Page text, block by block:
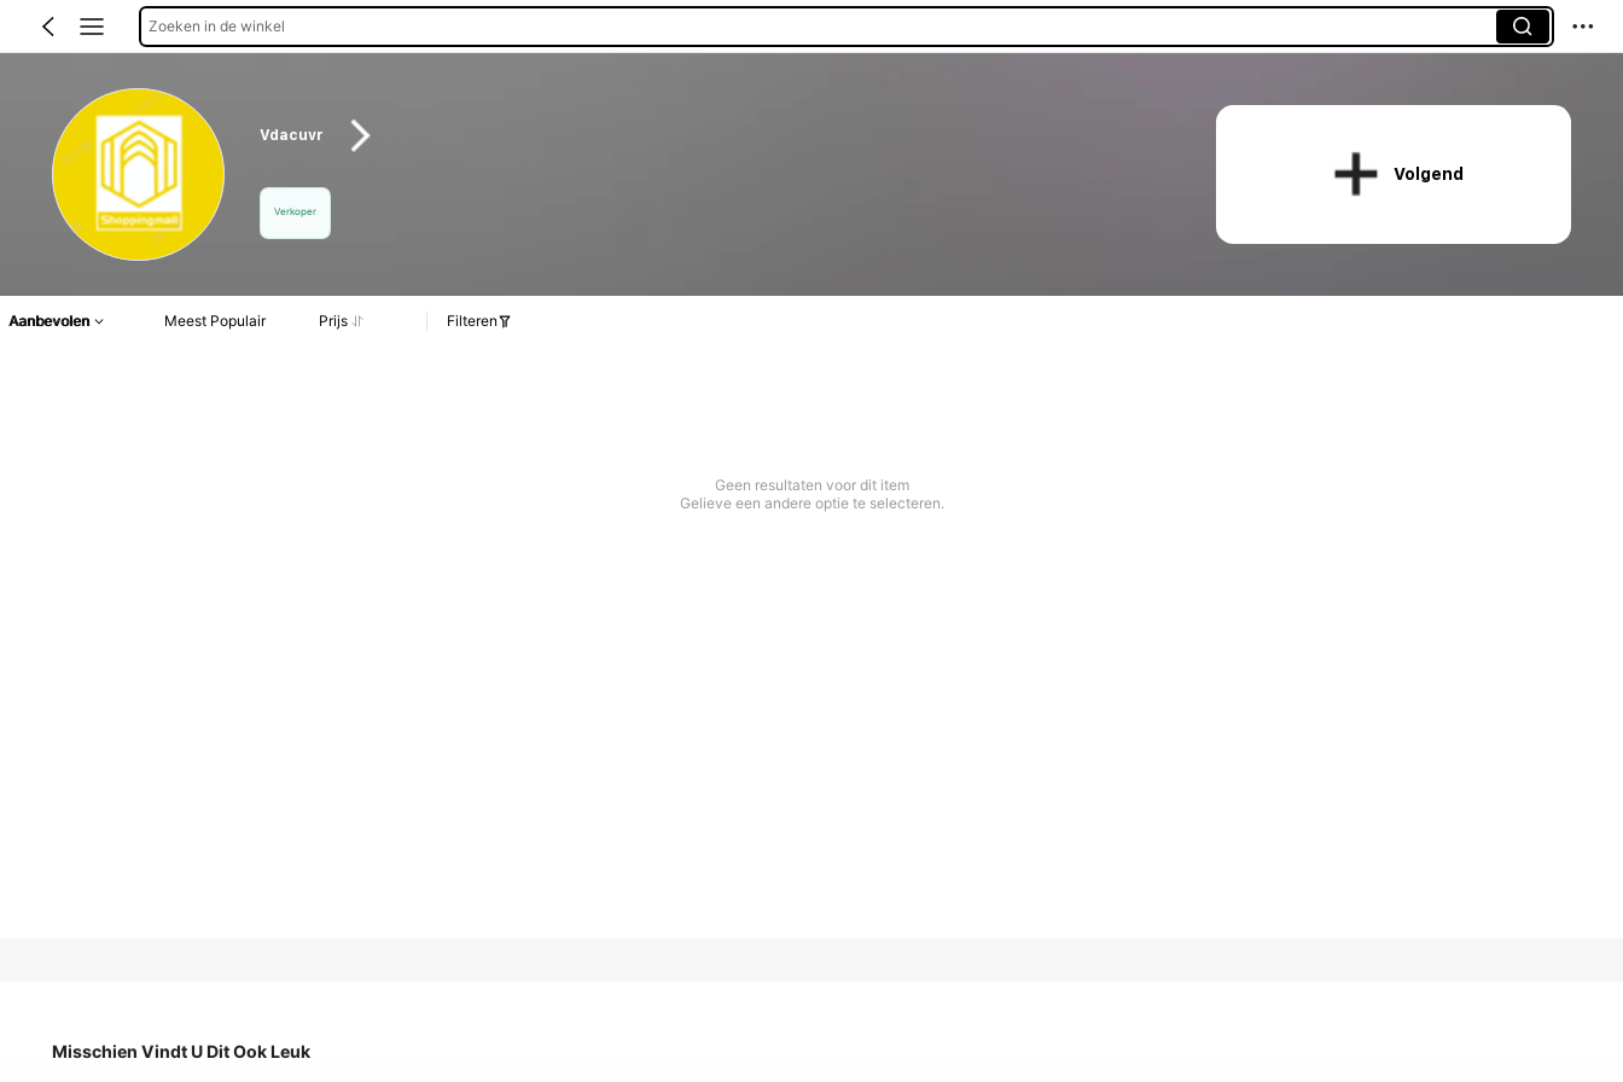
Zoeken in de winkel
Vdacuvr
Verkoper
Volgend
Aanbevolen Meest Populair Prijs Filteren
Geen resultaten voor dit item
Gelieve een andere optie te selecteren.
Misschien Vindt U Dit Ook Leuk